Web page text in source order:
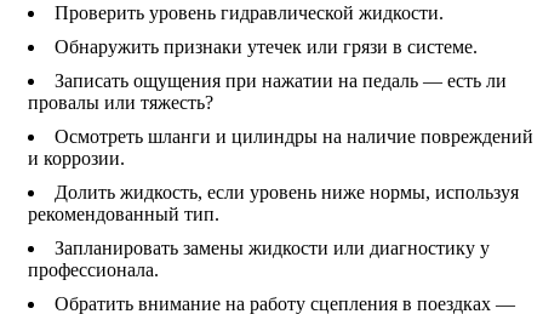
Проверить уровень гидравлической жидкости.
Обнаружить признаки утечек или грязи в системе.
Записать ощущения при нажатии на педаль — есть ли
провалы или тяжесть?
Осмотреть шланги и цилиндры на наличие повреждений
и коррозии.
Долить жидкость, если уровень ниже нормы, используя
рекомендованный тип.
Запланировать замены жидкости или диагностику у
профессионала.
Обратить внимание на работу сцепления в поездках —